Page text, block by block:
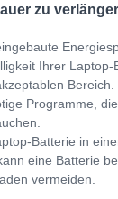
zu
Ihrer Laptop-
Bereich.
Programme,
Batterie in
eine Batterie
vermeiden.